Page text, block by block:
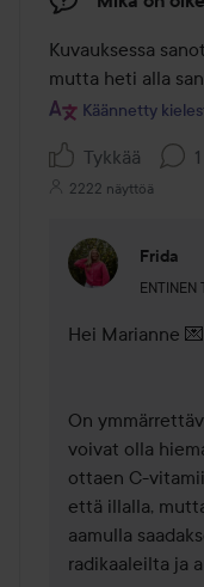
Kuvauksessa
mutta heti alla
Käännetty
Tykkää
2222 näyttöä
Frida
ENTINEN
Hei Marianne 💌
On
voivat olla
ottaen C-
että illalla,
aamulla
radikaaleilta ja